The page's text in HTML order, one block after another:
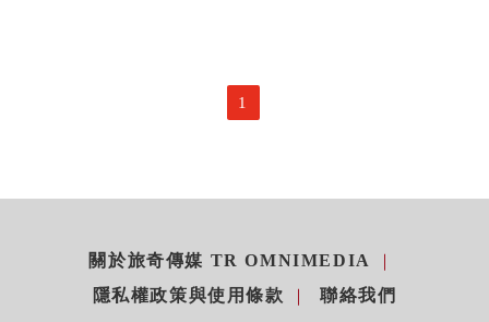
1
關於旅奇傳媒 TR OMNIMEDIA
隱私權政策與使用條款
聯絡我們